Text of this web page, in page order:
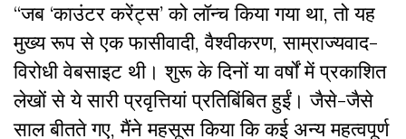
“जब ‘काउंटर करेंट्स’ को लॉन्च किया गया था, तो यह
मुख्य रूप से एक फासीवादी, वैश्वीकरण, साम्राज्यवाद-
विरोधी वेबसाइट थी। शुरू के दिनों या वर्षों में प्रकाशित
लेखों से ये सारी प्रवृत्तियां प्रतिबिंबित हुईं। जैसे-जैसे
साल बीतते गए, मैंने महसूस किया कि कई अन्य महत्वपूर्ण